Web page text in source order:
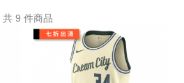
共 9 件商品